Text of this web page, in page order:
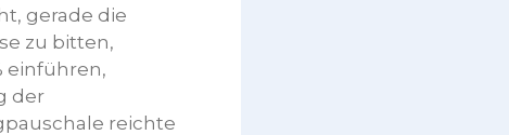
gerade die
zu bitten,
einführen,
der
reichte